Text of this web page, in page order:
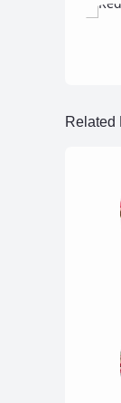
Related